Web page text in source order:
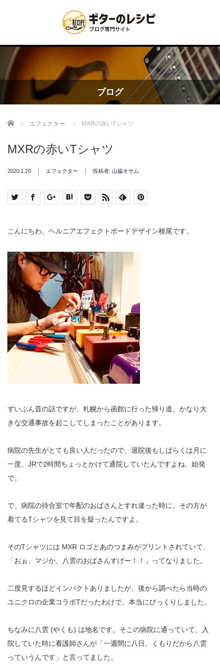
ブログ
Home エフェクター MXRの赤いTシャツ
MXRの赤いTシャツ
2020.1.20 エフェクター 投稿者: 山脇オサム
こんにちわ、ヘルニアエフェクトボードデザイン根尾です。
ずいぶん昔の話ですが、札幌から函館に行った帰り道、かなり大
きな交通事故を起こしてしまったことがあります。
病院の先生がとても良い人だったので、退院後もしばらくは月に
一度、JRで2時間ちょっとかけて通院していたんですよね、始発
で。
で、病院の待合室で年配のおばさんとすれ違った時に、その方が
着てるTシャツを見て目を疑ったんですよ。
そのTシャツには MXR ロゴとあのつまみがプリントされていて、
「おぉ、マジか、八雲のおばさんすげー！！」ってなりました。
二度見するほどインパクトありましたが、後から調べたら当時の
ユニクロの企業コラボTだったわけで。本当にびっくりしました。
ちなみに八雲 (やくも) は地名です。そこの病院に通っていて、入
院していた時に看護師さんが「一週間に八日、くもりだから八雲
っていうんです」と言ってました。